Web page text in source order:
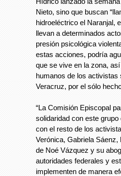
Nieto, sino que buscan
hidroeléctrico el Naranjal,
llevan a determinados
presión psicológica
estas acciones, podría
que se vive en la zona,
humanos de los
Veracruz, por el sólo
“La Comisión Episcopal
solidaridad con este
con el resto de los
Verónica, Gabriela
de Noé Vázquez y su
autoridades federales y
implementen de manera